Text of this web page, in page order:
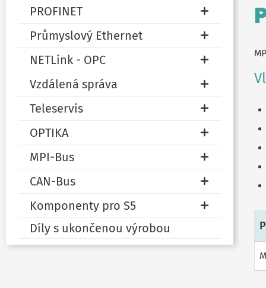
PROFINET
Průmyslový Ethernet
NETLink - OPC
Vzdálená správa
Teleservis
OPTIKA
MPI-Bus
CAN-Bus
Komponenty pro S5
Díly s ukončenou výrobou